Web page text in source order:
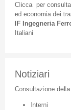
Cliccaper
ed economia dei
IF Ingegneria
Italiani
Notiziari
Consultazione della
Interni